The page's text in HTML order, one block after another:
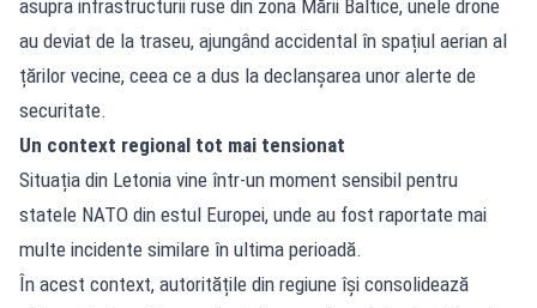
asupra infrastructurii ruse din zona Mării Baltice, unele drone
au deviat de la traseu, ajungând accidental în spațiul aerian al
țărilor vecine, ceea ce a dus la declanșarea unor alerte de
securitate.
Un context regional tot mai tensionat
Situația din Letonia vine într-un moment sensibil pentru
statele NATO din estul Europei, unde au fost raportate mai
multe incidente similare în ultima perioadă.
În acest context, autoritățile din regiune își consolidează